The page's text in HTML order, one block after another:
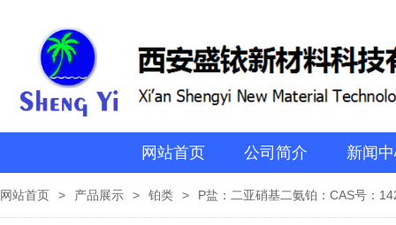
网站首页 公司简介 新闻
网站首页 > 产品展示 > 铂类 > P盐：二亚硝基二氨铂：CAS号：